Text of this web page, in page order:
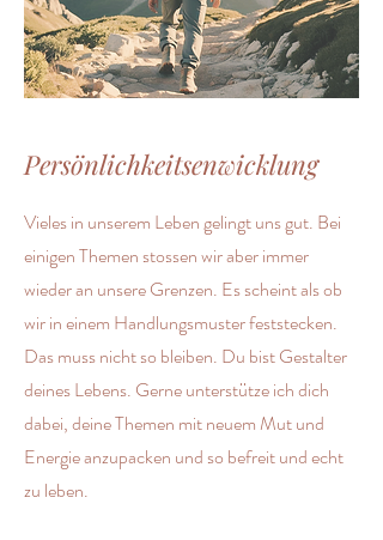
Persönlichkeitsenwicklung
Vieles in unserem Leben gelingt uns gut. Bei
einigen Themen stossen wir aber immer
wieder an unsere Grenzen. Es scheint als ob
wir in einem Handlungsmuster feststecken.
Das muss nicht so bleiben. Du bist Gestalter
deines Lebens. Gerne unterstütze ich dich
dabei, deine Themen mit neuem Mut und
Energie anzupacken und so befreit und echt
zu leben.